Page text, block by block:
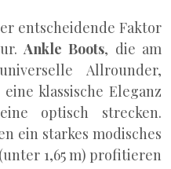
entscheidende Faktor
Ankle Boots, die am
Allrounder,
eine klassische Eleganz
optisch strecken.
ein starkes modisches
1,65 m) profitieren